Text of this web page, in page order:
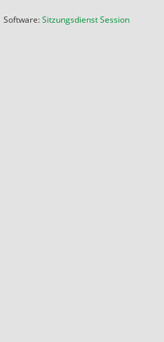
Software:SitzungsdienstSession(Wird in